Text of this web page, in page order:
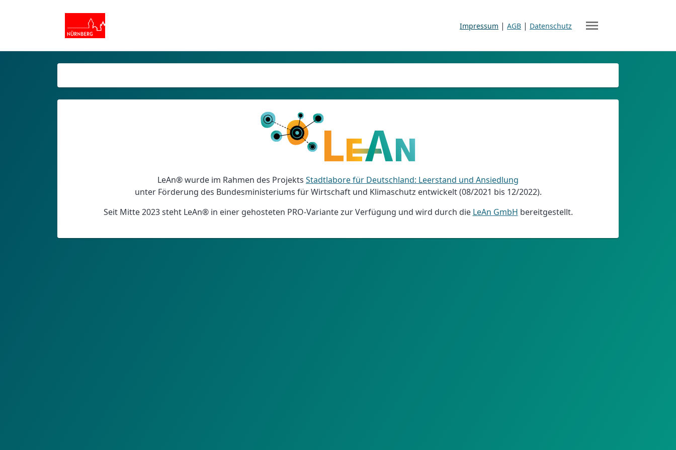
Impressum | AGB | Datenschutz menu
LeAn® wurde im Rahmen des Projekts Stadtlabore für Deutschland: Leerstand und Ansiedlung
unter Förderung des Bundesministeriums für Wirtschaft und Klimaschutz entwickelt (08/2021 bis 12/2022).
Seit Mitte 2023 steht LeAn® in einer gehosteten PRO-Variante zur Verfügung und wird durch die LeAn GmbH bereitgestellt.